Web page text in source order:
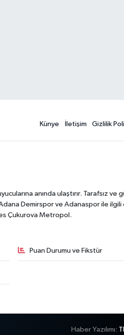
Künye İletişim Gizlilik
anında ulaştırır. Tarafsız ve
Demirspor ve Adanaspor ile ilgili
Çukurova Metropol.
Puan Durumu ve Fikstür
Haber Yazılımı: